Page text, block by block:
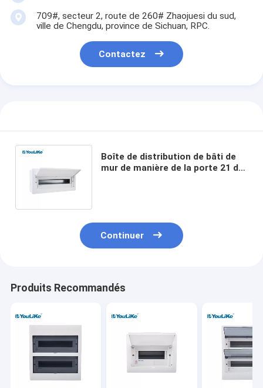
709#, secteur 2, route de 260# Zhaojuesi du sud,
ville de Chengdu, province de Sichuan, RPC.
Contactez
Boîte de distribution de bâti de
mur de manière de la porte 21 de
Continuer
Produits Recommandés